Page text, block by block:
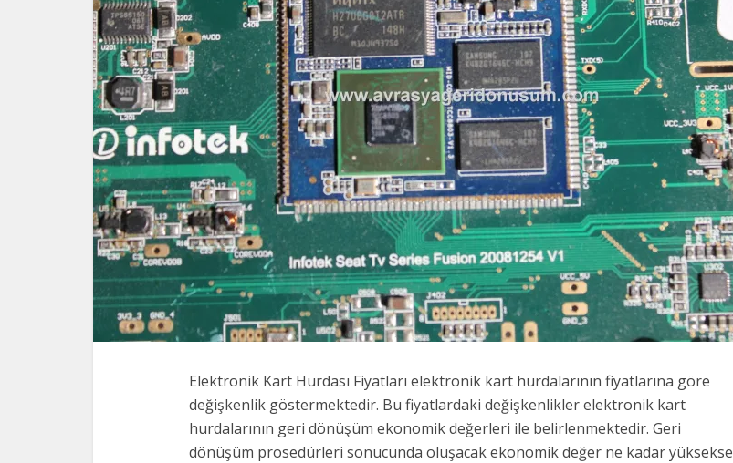
Elektronik Kart Hurdası Fiyatları elektronik kart hurdalarının fiyatlarına göre
değişkenlik göstermektedir. Bu fiyatlardaki değişkenlikler elektronik kart
hurdalarının geri dönüşüm ekonomik değerleri ile belirlenmektedir. Geri
dönüşüm prosedürleri sonucunda oluşacak ekonomik değer ne kadar yüksekse